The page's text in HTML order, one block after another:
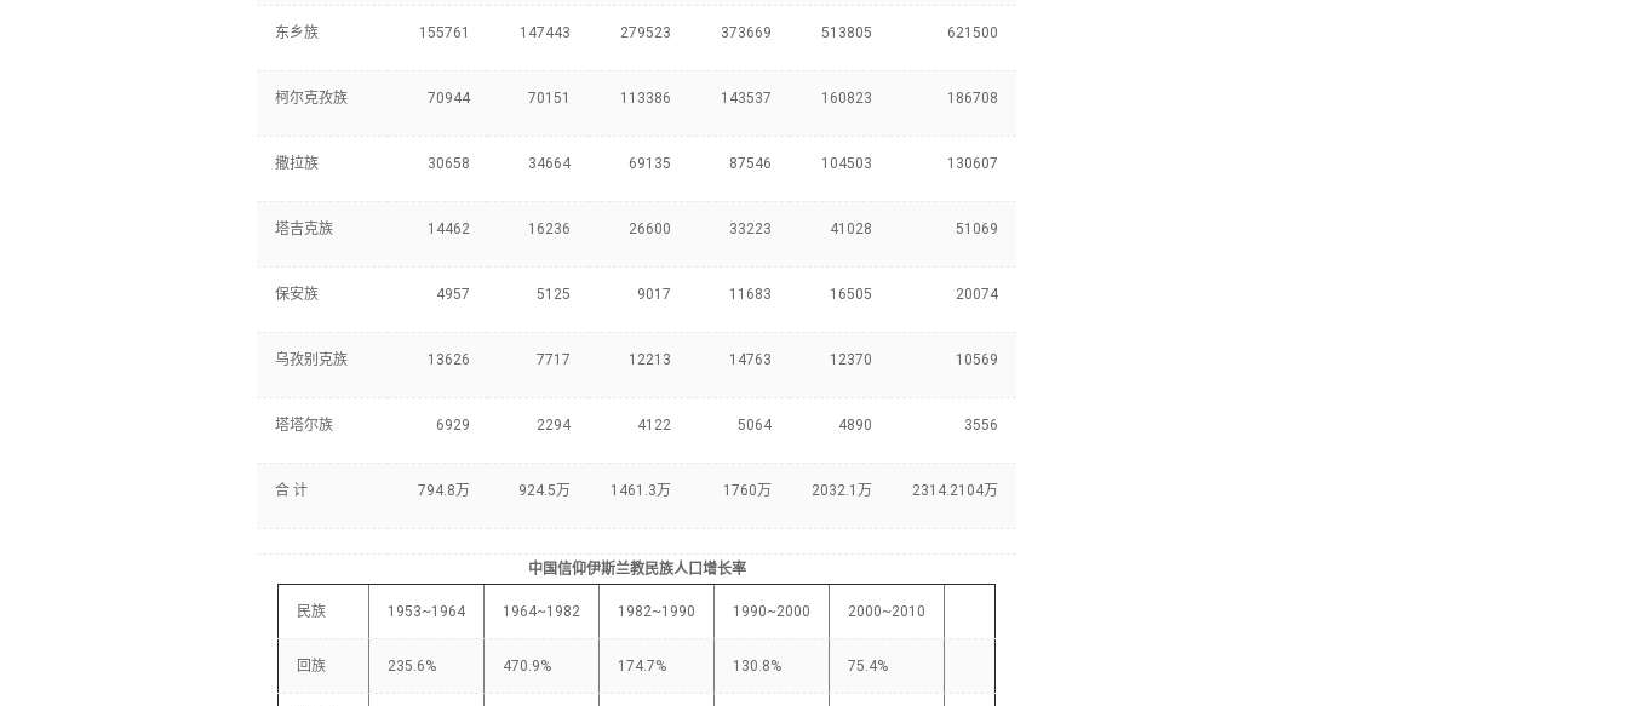
东乡族 155761 147443 279523 373669 513805 621500
柯尔克孜族 70944 70151 113386 143537 160823 186708
撒拉族 30658 34664 69135 87546 104503 130607
塔吉克族 14462 16236 26600 33223 41028 51069
保安族 4957 5125 9017 11683 16505 20074
乌孜别克族 13626 7717 12213 14763 12370 10569
塔塔尔族 6929 2294 4122 5064 4890 3556
合 计 794.8万 924.5万 1461.3万 1760万 2032.1万 2314.2104万
中国信仰伊斯兰教民族人口增长率
民族 1953~1964 1964~1982 1982~1990 1990~2000 2000~2010
回族 235.6% 470.9% 174.7% 130.8% 75.4%